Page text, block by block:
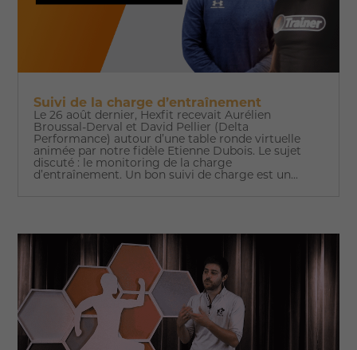
Suivi de la charge d’entraînement
Le 26 août dernier, Hexfit recevait Aurélien
Broussal-Derval et David Pellier (Delta
Performance) autour d’une table ronde virtuelle
animée par notre fidèle Etienne Dubois. Le sujet
discuté : le monitoring de la charge
d’entraînement. Un bon suivi de charge est un...